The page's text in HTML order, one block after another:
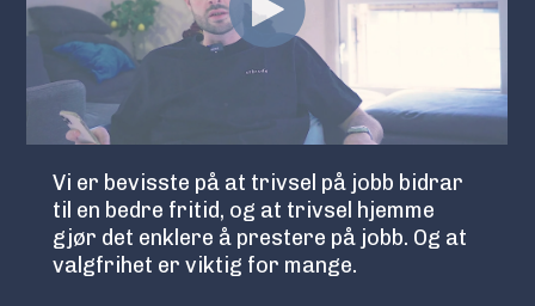
Vi er bevisste på at trivsel på jobb bidrar
til en bedre fritid, og at trivsel hjemme
gjør det enklere å prestere på jobb. Og at
valgfrihet er viktig for mange.